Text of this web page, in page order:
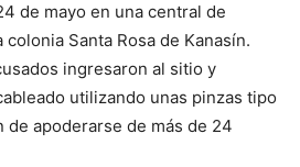
de mayo en una central de
Santa Rosa de Kanasín.
ingresaron al sitio y
utilizando unas pinzas tipo
de apoderarse de más de 24